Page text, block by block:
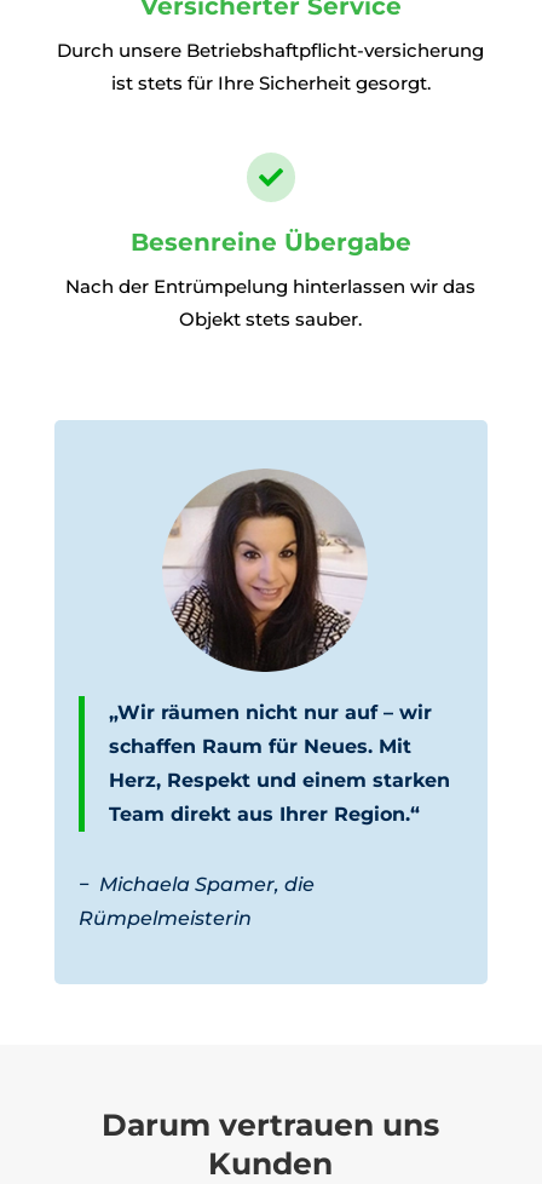
Durch unsere Betriebshaftpflicht-versicherung
ist stets für Ihre Sicherheit gesorgt.

Besenreine Übergabe
Nach der Entrümpelung hinterlassen wir das
Objekt stets sauber.
„Wir räumen nicht nur auf – wir
schaffen Raum für Neues. Mit
Herz, Respekt und einem starken
Team direkt aus Ihrer Region.“
− Michaela Spamer, die
Rümpelmeisterin
Darum vertrauen uns
Kunden